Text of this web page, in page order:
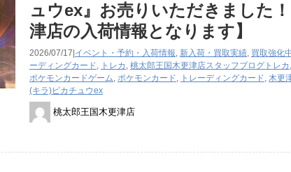
ュウex』お売りいただきました
津店の入荷情報となります】
2026/07/17| イベント・予約・入荷情報, 新入荷・買取実績, 買取強化
ーディングカード, トレカ , 桃太郎王国木更津店スタッフブログ トレカ ,
ポケモンカードゲーム, ポケモンカード, トレーディングカード, 木更
(キラ)ピカチュウex
桃太郎王国木更津店